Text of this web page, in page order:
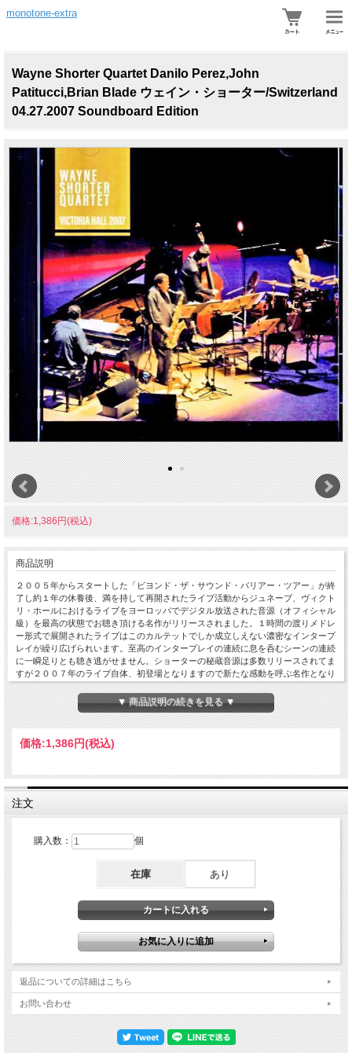
monotone-extra
Wayne Shorter Quartet Danilo Perez,John
Patitucci,Brian Blade ウェイン・ショーター/Switzerland
04.27.2007 Soundboard Edition
価格:1,386円(税込)
商品説明
２００５年からスタートした「ビヨンド・ザ・サウンド・バリアー・ツアー」が終
了し約１年の休養後、満を持して再開されたライブ活動からジュネーブ、ヴィクト
リ・ホールにおけるライブをヨーロッパでデジタル放送された音源（オフィシャル
級）を最高の状態でお聴き頂ける名作がリリースされました。１時間の渡りメドレ
ー形式で展開されたライブはこのカルテットでしか成立しえない濃密なインタープ
レイが繰り広げられいます。至高のインタープレイの連続に息を呑むシーンの連続
に一瞬足りとも聴き逃がせません。ショーターの秘蔵音源は多数リリースされてま
すが２００７年のライブ自体、初登場となりますので新たな感動を呼ぶ名作となり
ます。Live At Victoria Hall, Geneve, Switzerland April 27th, 2007 1.Zero Gravity /
She Moves Throught The Fair(37:28) 2.Amilin' Through / Go(12:16) 3.Deep Night /
On Wings Of Song / Over Shadow Hill Way(22:14) Wayne Shorter(ss, ts) Danilo
Perez(p) John Patitucci(b) Brian Blade(dr)
▼ 商品説明の続きを見る ▼
価格:1,386円(税込)
注文
購入数： 個
在庫 あり
返品についての詳細はこちら
お問い合わせ